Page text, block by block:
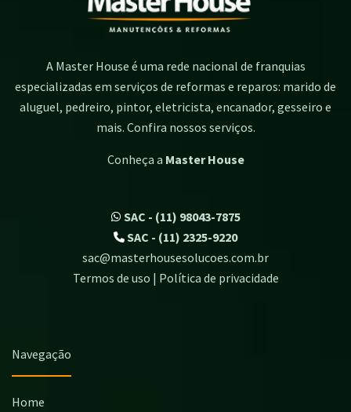
A Master House é uma rede nacional de franquias
especializadas em serviços de reformas e reparos: marido de
aluguel, pedreiro, pintor, eletricista, encanador, gesseiro e
mais. Confira nossos serviços.
Conheça a Master House
SAC - (11) 98043-7875
SAC - (11) 2325-9220
sac@masterhousesolucoes.com.br
Termos de uso | Política de privacidade
Navegação
Home